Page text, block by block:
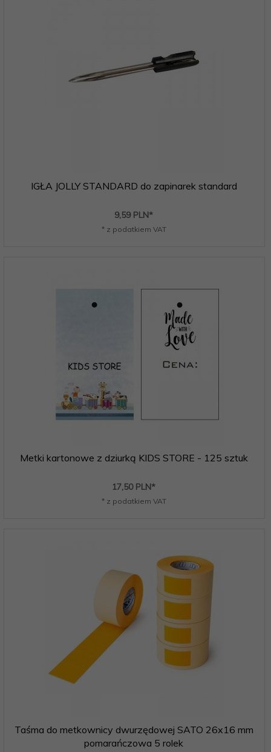
IGŁA JOLLY STANDARD do zapinarek standard
9,59 PLN*
* z podatkiem VAT
Metki kartonowe z dziurką KIDS STORE - 125 sztuk
17,50 PLN*
* z podatkiem VAT
Taśma do metkownicy dwurzędowej SATO 26x16 mm
pomarańczowa 5 rolek